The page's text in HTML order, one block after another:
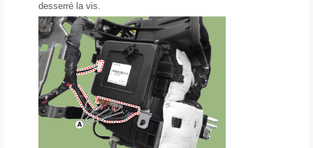
desserré la vis.